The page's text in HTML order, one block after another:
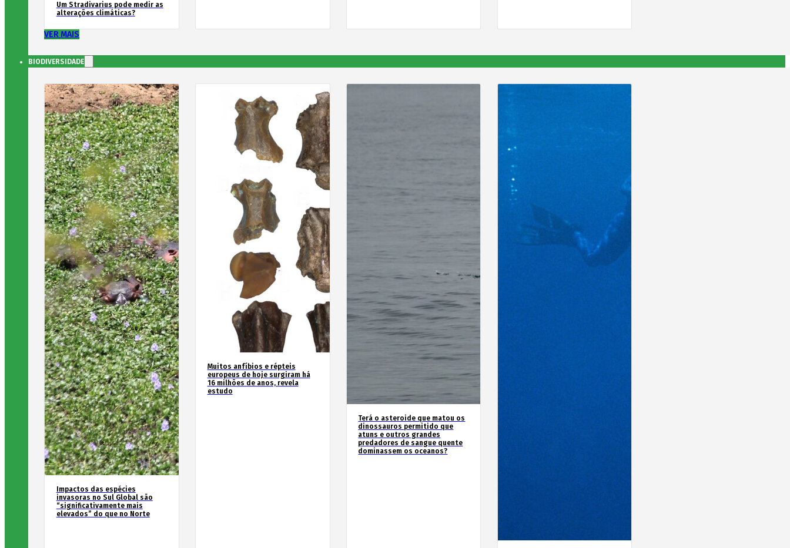
Um Stradivarius pode medir as
alterações climáticas?
VER MAIS
BIODIVERSIDADE
Impactos das espécies
invasoras no Sul Global são
“significativamente mais
elevados” do que no Norte
Muitos anfíbios e répteis
europeus de hoje surgiram há
16 milhões de anos, revela
estudo
Terá o asteroide que matou os
dinossauros permitido que
atuns e outros grandes
predadores de sangue quente
dominassem os oceanos?